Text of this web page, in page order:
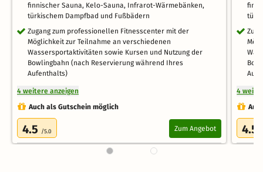
finnischer Sauna, Kelo-Sauna, Infrarot-Wärmebänken,
türkischem Dampfbad und Fußbädern
Zugang zum professionellen Fitnesscenter mit der
Möglichkeit zur Teilnahme an verschiedenen
Wassersportaktivitäten sowie Kursen und Nutzung der
Bowlingbahn (nach Reservierung während Ihres
Aufenthalts)
4 weitere anzeigen
Auch als Gutschein möglich
4.5 /5.0 Zum Angebot
4
4.5